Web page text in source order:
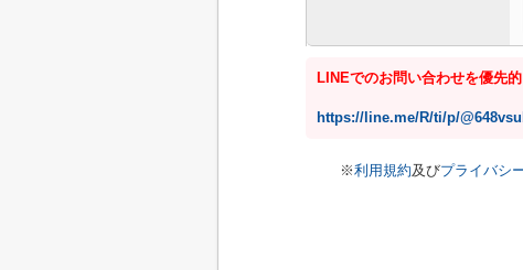
LINEでのお問い合わせを優先
https://line.me/R/ti/p/
※利用規約及びプライバシ